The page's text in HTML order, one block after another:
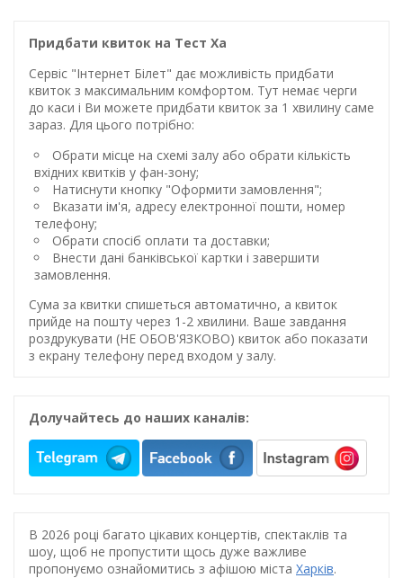
Придбати квиток на Тест Ха
Сервіс "Інтернет Білет" дає можливість придбати
квиток з максимальним комфортом. Тут немає черги
до каси і Ви можете придбати квиток за 1 хвилину саме
зараз. Для цього потрібно:
Обрати місце на схемі залу або обрати кількість
вхідних квитків у фан-зону;
Натиснути кнопку "Оформити замовлення";
Вказати ім'я, адресу електронної пошти, номер
телефону;
Обрати спосіб оплати та доставки;
Внести дані банківської картки і завершити
замовлення.
Сума за квитки спишеться автоматично, а квиток
прийде на пошту через 1-2 хвилини. Ваше завдання
роздрукувати (НЕ ОБОВ'ЯЗКОВО) квиток або показати
з екрану телефону перед входом у залу.
Долучайтесь до наших каналів:
В 2026 році багато цікавих концертів, спектаклів та
шоу, щоб не пропустити щось дуже важливе
пропонуємо ознайомитись з афішою міста Харків.